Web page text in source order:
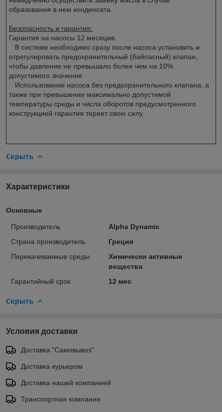
образования в нем конденсата.
Безопасность и гарантия:
Гарантия на насосы 12 месяцев.
В системе необходимо сразу после насоса установить и
отрегулировать предохранительный (байпасный) клапан,
чтобы давление не превышало более чем на 10%
допустимого значения.
Использование насоса без предохранительного клапана, а
также при превышении максимально допустимой
температуры среды и числа оборотов предусмотренного
конструкцией гарантия теряет свою силу.
Скрыть
Характеристики
Основные
Производитель
Alpha Dynamic
Страна производитель
Греция
Перекачиваемые среды
Химически активные
вещества
Гарантийный срок
12 мес
Скрыть
Условия доставки
Доставка "Самовывоз"
Доставка курьером
Доставка нашей компанией
Транспортная компания